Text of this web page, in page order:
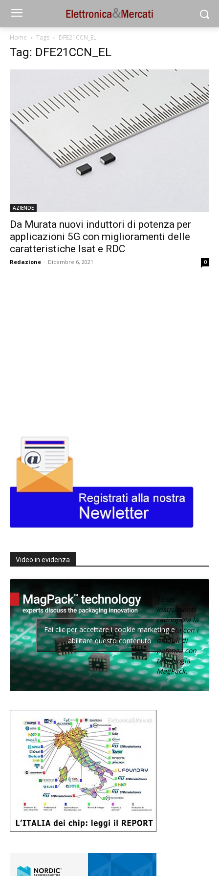
Home Tags DFE21CCN_EL
Tag: DFE21CCN_EL
AZIENDE
Da Murata nuovi induttori di potenza per
applicazioni 5G con miglioramenti delle
caratteristiche Isat e RDC
Redazione - Dicembre 6, 2021 0
Video in evidenza
Texas
Instruments
raddoppia la
densità con i
moduli di
potenza con
tecnologia
MagPack.
Fai clic per accettare i cookie marketing e
abilitare questo contenuto